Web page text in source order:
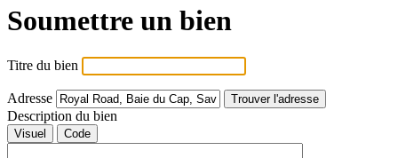
Soumettre un bien
Titre du bien
Adresse Trouver l'adresse
Description du bien
Visuel Code